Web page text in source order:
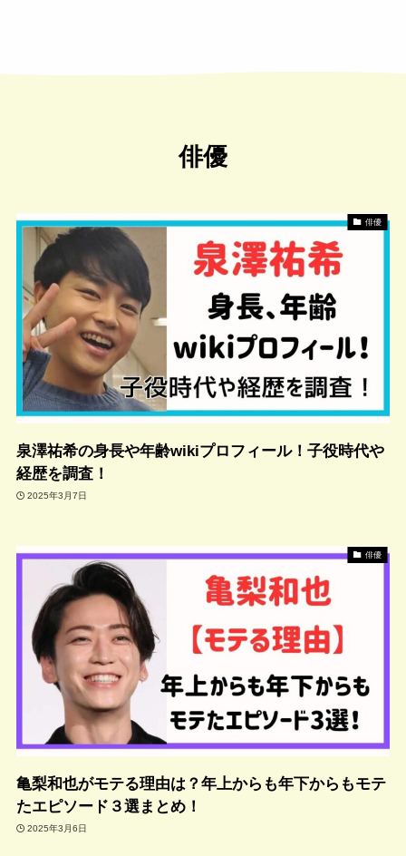
俳優
俳優
泉澤祐希の身長や年齢wikiプロフィール！子役時代や
経歴を調査！
2025年3月7日
俳優
亀梨和也がモテる理由は？年上からも年下からもモテ
たエピソード３選まとめ！
2025年3月6日